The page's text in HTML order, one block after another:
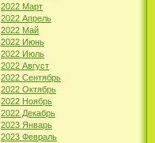
2022 Март
2022 Апрель
2022 Май
2022 Июнь
2022 Июль
2022 Август
2022 Сентябрь
2022 Октябрь
2022 Ноябрь
2022 Декабрь
2023 Январь
2023 Февраль